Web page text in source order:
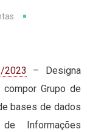
– Designa
Grupo de
bases de dados
Informações